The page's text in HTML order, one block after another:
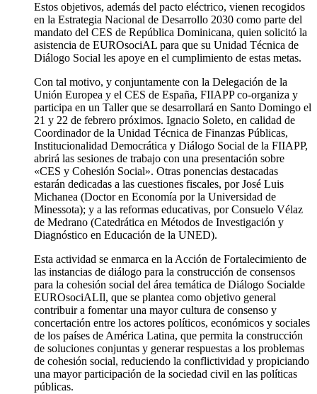
Estos objetivos, además del pacto eléctrico, vienen recogidos
en la Estrategia Nacional de Desarrollo 2030 como parte del
mandato del CES de República Dominicana, quien solicitó la
asistencia de EUROsociAL para que su Unidad Técnica de
Diálogo Social les apoye en el cumplimiento de estas metas.
Con tal motivo, y conjuntamente con la Delegación de la
Unión Europea y el CES de España, FIIAPP co-organiza y
participa en un Taller que se desarrollará en Santo Domingo el
21 y 22 de febrero próximos. Ignacio Soleto, en calidad de
Coordinador de la Unidad Técnica de Finanzas Públicas,
Institucionalidad Democrática y Diálogo Social de la FIIAPP,
abrirá las sesiones de trabajo con una presentación sobre
«CES y Cohesión Social». Otras ponencias destacadas
estarán dedicadas a las cuestiones fiscales, por José Luis
Michanea (Doctor en Economía por la Universidad de
Minessota); y a las reformas educativas, por Consuelo Vélaz
de Medrano (Catedrática en Métodos de Investigación y
Diagnóstico en Educación de la UNED).
Esta actividad se enmarca en la Acción de Fortalecimiento de
las instancias de diálogo para la construcción de consensos
para la cohesión social del área temática de Diálogo Socialde
EUROsociALIl, que se plantea como objetivo general
contribuir a fomentar una mayor cultura de consenso y
concertación entre los actores políticos, económicos y sociales
de los países de América Latina, que permita la construcción
de soluciones conjuntas y generar respuestas a los problemas
de cohesión social, reduciendo la conflictividad y propiciando
una mayor participación de la sociedad civil en las políticas
públicas.